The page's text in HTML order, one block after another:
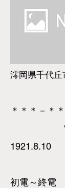
澪岡県千代丘
＊＊＊－＊
1921.8.10
初電～終電